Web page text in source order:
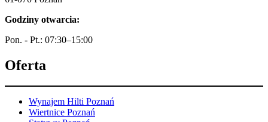
Godziny otwarcia:
Pon. - Pt.: 07:30–15:00
Oferta
Wynajem Hilti Poznań
Wiertnice Poznań